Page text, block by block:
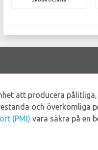
att producera
och överkomliga
(PMI) vara säkra på en